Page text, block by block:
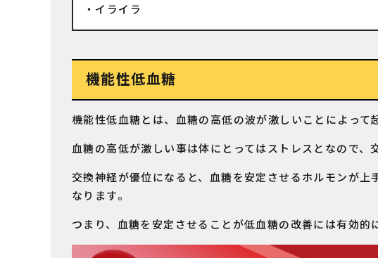
イライラ
機能性低血糖
機能性低血糖とは、血糖の高低の波が激しいことによって
血糖の高低が激しい事は体にとってはストレスとなので、
交換神経が優位になると、血糖を安定させるホルモンが上
なります。
つまり、血糖を安定させることが低血糖の改善には有効的